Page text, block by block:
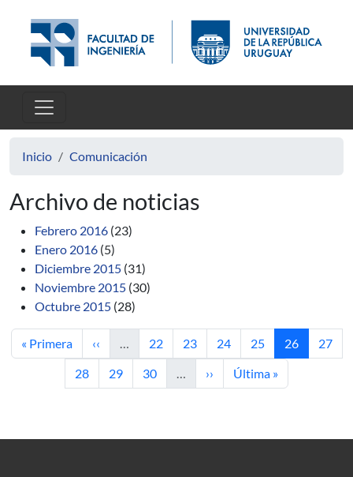
Inicio Comunicación
Archivo de noticias
Febrero 2016 (23)
Enero 2016 (5)
Diciembre 2015 (31)
Noviembre 2015 (30)
Octubre 2015 (28)
Primera página
« Primera Página anterior
‹‹ … Página
22 Página
23 Página
24 Página
25 Página
26
27
Página
28 Página
29 Página
30 … Siguiente página
›› Última página
Última »